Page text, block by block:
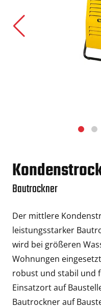
Bautrockner
Der mittlere
leistungsstarker
wird bei größeren
Wohnungen
robust und stabil und
Einsatzort auf
Bautrockner auf